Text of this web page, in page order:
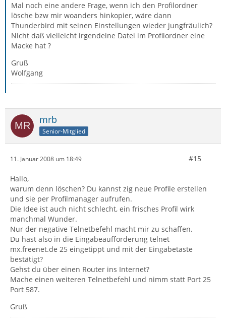
Mal noch eine andere Frage, wenn ich den Profilordner
lösche bzw mir woanders hinkopier, wäre dann
Thunderbird mit seinen Einstellungen wieder jungfräulich?
Nicht daß vielleicht irgendeine Datei im Profilordner eine
Macke hat ?
Gruß
Wolfgang
mrb
Senior-Mitglied
11. Januar 2008 um 18:49 #15
Hallo,
warum denn löschen? Du kannst zig neue Profile erstellen
und sie per Profilmanager aufrufen.
Die Idee ist auch nicht schlecht, ein frisches Profil wirk
manchmal Wunder.
Nur der negative Telnetbefehl macht mir zu schaffen.
Du hast also in die Eingabeaufforderung telnet
mx.freenet.de 25 eingetippt und mit der Eingabetaste
bestätigt?
Gehst du über einen Router ins Internet?
Mache einen weiteren Telnetbefehl und nimm statt Port 25
Port 587.
Gruß